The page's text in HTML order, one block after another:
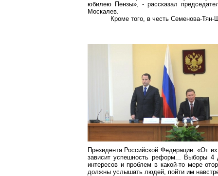
юбилею Пензы», - рассказал
Москалев.
Кроме того, в честь Семенова-
Президента Российской Федерации. «От
зависит успешность реформ... Выборы 4
интересов и проблем в какой-то мере
должны услышать людей, пойти им